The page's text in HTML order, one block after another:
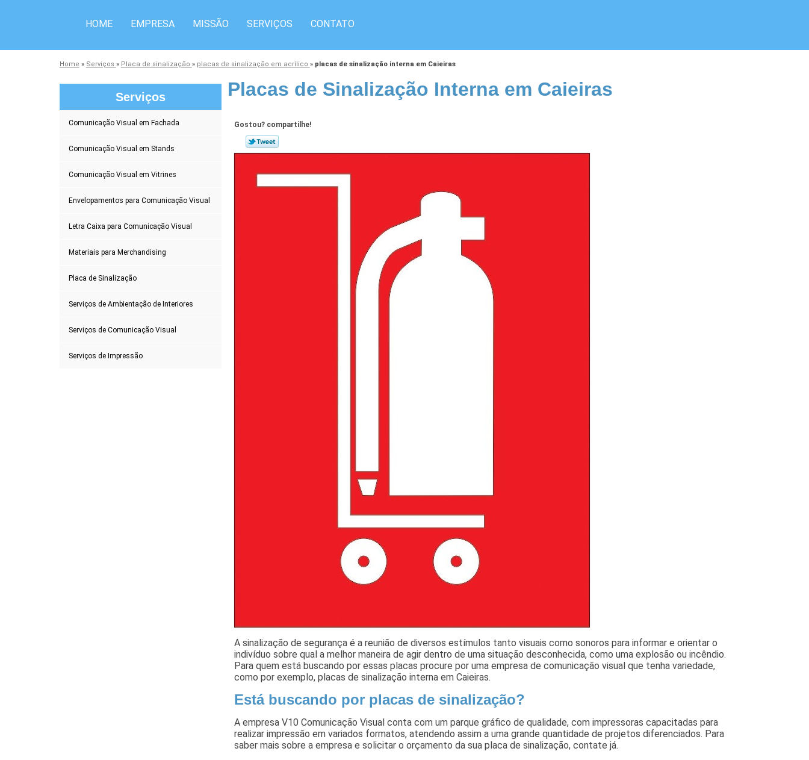
HOME EMPRESA MISSÃO SERVIÇOS CONTATO
Home » Serviços » Placa de sinalização » placas de sinalização em acrílico » placas de sinalização interna em Caieiras
Serviços
Comunicação Visual em Fachada
Comunicação Visual em Stands
Comunicação Visual em Vitrines
Envelopamentos para Comunicação Visual
Letra Caixa para Comunicação Visual
Materiais para Merchandising
Placa de Sinalização
Serviços de Ambientação de Interiores
Serviços de Comunicação Visual
Serviços de Impressão
Placas de Sinalização Interna em Caieiras
Gostou? compartilhe!
A sinalização de segurança é a reunião de diversos estímulos tanto visuais como sonoros para informar e orientar o
indivíduo sobre qual a melhor maneira de agir dentro de uma situação desconhecida, como uma explosão ou incêndio.
Para quem está buscando por essas placas procure por uma empresa de comunicação visual que tenha variedade,
como por exemplo, placas de sinalização interna em Caieiras.
Está buscando por placas de sinalização?
A empresa V10 Comunicação Visual conta com um parque gráfico de qualidade, com impressoras capacitadas para
realizar impressão em variados formatos, atendendo assim a uma grande quantidade de projetos diferenciados. Para
saber mais sobre a empresa e solicitar o orçamento da sua placa de sinalização, contate já.